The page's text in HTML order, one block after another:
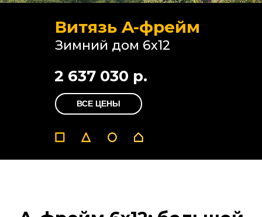
Витязь A-фрейм
2 637 030 р.
Зимний дом 6х12
ВСЕ ЦЕНЫ